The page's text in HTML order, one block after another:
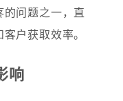
问题之一，直
户获取效率。
响